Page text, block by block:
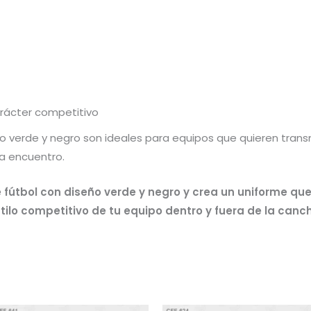
competitivo
verde y negro son ideales para equipos que quieren
encuentro.
con diseño verde y negro y crea un uniforme
competitivo de tu equipo dentro y fuera de la